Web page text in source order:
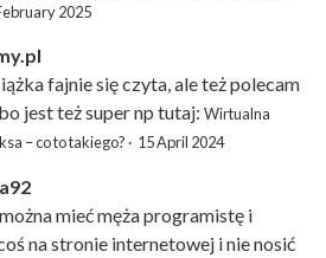
2025
fajnie się czyta, ale też polecam
jest też super np tutaj: Wirtualna
– co to takiego? · 15 April 2024
mieć męża programistę i
na stronie internetowej i nie nosić